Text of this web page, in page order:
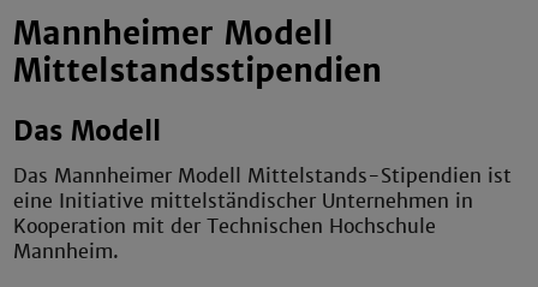
Mannheimer Modell
Mittelstandsstipendien
Das Modell
Das Mannheimer Modell Mittelstands-Stipendien ist
eine Initiative mittelständischer Unternehmen in
Kooperation mit der Technischen Hochschule
Mannheim.